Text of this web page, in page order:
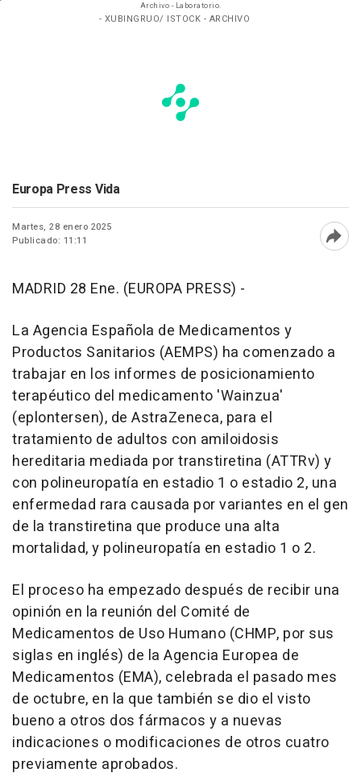
Archivo - Laboratorio.
- XUBINGRUO/ ISTOCK - ARCHIVO
Europa Press Vida
Martes, 28 enero 2025
Publicado: 11:11
MADRID 28 Ene. (EUROPA PRESS) -
La Agencia Española de Medicamentos y
Productos Sanitarios (AEMPS) ha comenzado a
trabajar en los informes de posicionamiento
terapéutico del medicamento 'Wainzua'
(eplontersen), de AstraZeneca, para el
tratamiento de adultos con amiloidosis
hereditaria mediada por transtiretina (ATTRv) y
con polineuropatía en estadio 1 o estadio 2, una
enfermedad rara causada por variantes en el gen
de la transtiretina que produce una alta
mortalidad, y polineuropatía en estadio 1 o 2.
El proceso ha empezado después de recibir una
opinión en la reunión del Comité de
Medicamentos de Uso Humano (CHMP, por sus
siglas en inglés) de la Agencia Europea de
Medicamentos (EMA), celebrada el pasado mes
de octubre, en la que también se dio el visto
bueno a otros dos fármacos y a nuevas
indicaciones o modificaciones de otros cuatro
previamente aprobados.